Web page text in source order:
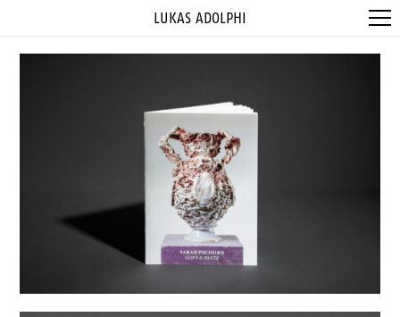
LUKAS ADOLPHI